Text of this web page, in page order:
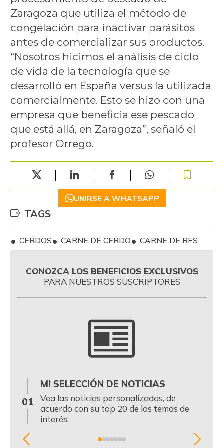
Zaragoza que utiliza el método de
congelación para inactivar parásitos
antes de comercializar sus productos.
“Nosotros hicimos el análisis de ciclo
de vida de la tecnología que se
desarrolló en España versus la utilizada
comercialmente. Esto se hizo con una
empresa que beneficia ese pescado
que está allá, en Zaragoza”, señaló el
profesor Orrego.
UNIRSE A WHATSAPP
TAGS
CERDOS CARNE DE CERDO CARNE DE RES
CONOZCA LOS BENEFICIOS EXCLUSIVOS
PARA NUESTROS SUSCRIPTORES
01
MI SELECCIÓN DE NOTICIAS
Vea las noticias personalizadas, de
acuerdo con su top 20 de los temas de
interés.
Item